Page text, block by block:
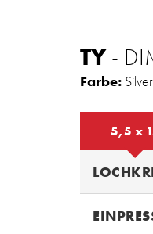
TY-
Farbe: Silver
5,5 x